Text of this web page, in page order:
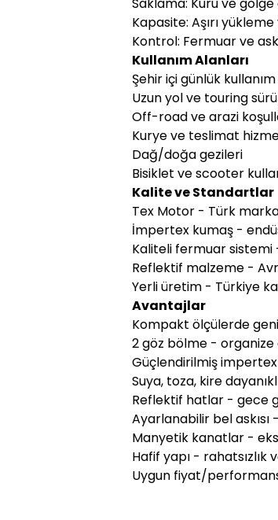
Kapasite: Aşırı
Kontrol: Fermuar ve
Kullanım Alanları
Şehir içi günlük kullanım
Uzun yol ve touring
Off-road ve arazi
Kurye ve teslimat
Dağ/doğa gezileri
Bisiklet ve scooter
Kalite ve Standartlar
Tex Motor - Türk
İmpertex kumaş -
Kaliteli fermuar
Reflektif malzeme -
Yerli üretim - Türkiye
Avantajlar
Kompakt ölçülerde
2 göz bölme -
Güçlendirilmiş
Suya, toza, kire
Reflektif hatlar - gece
Ayarlanabilir bel
Manyetik kanatlar -
Hafif yapı - rahatsızlık
Uygun fiyat/